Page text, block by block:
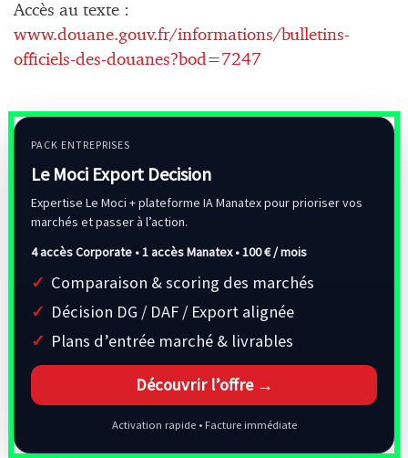
Accès au texte :
www.douane.gouv.fr/informations/bulletins-
officiels-des-douanes?bod=7247
PACK ENTREPRISES
Le Moci Export Decision
Expertise Le Moci + plateforme IA Manatex pour prioriser vos
marchés et passer à l’action.
4 accès Corporate • 1 accès Manatex •100 € / mois
Comparaison & scoring des marchés
Décision DG / DAF / Export alignée
Plans d’entrée marché & livrables
Découvrir l’offre →
Activation rapide • Facture immédiate